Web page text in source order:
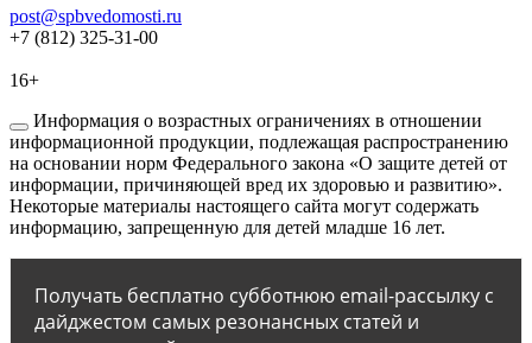
post@spbvedomosti.ru
+7 (812) 325-31-00
16+
Информация о возрастных ограничениях в отношении
информационной продукции, подлежащая распространению
на основании норм Федерального закона «О защите детей от
информации, причиняющей вред их здоровью и развитию».
Некоторые материалы настоящего сайта могут содержать
информацию, запрещенную для детей младше 16 лет.
Получать бесплатно субботнюю email-рассылку с
дайджестом самых резонансных статей и